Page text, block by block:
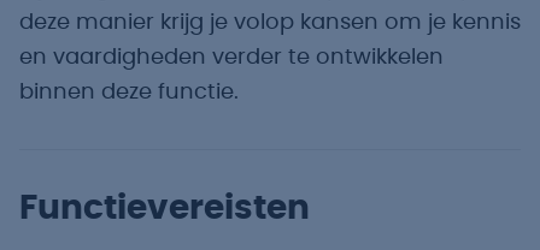
deze manier krijg je volop kansen om je kennis
en vaardigheden verder te ontwikkelen
binnen deze functie.
Functievereisten